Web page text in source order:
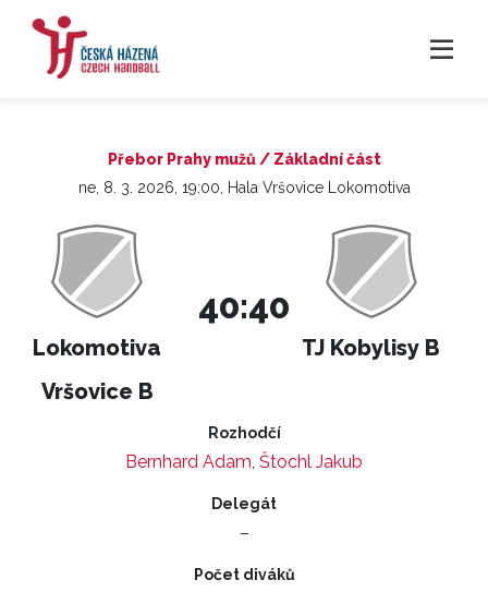
Přebor Prahy mužů / Základní část
ne, 8. 3. 2026, 19:00, Hala Vršovice Lokomotiva
Lokomotiva
Vršovice B
40:40
TJ Kobylisy B
Rozhodčí
Bernhard Adam, Štochl Jakub
Delegát
–
Počet diváků